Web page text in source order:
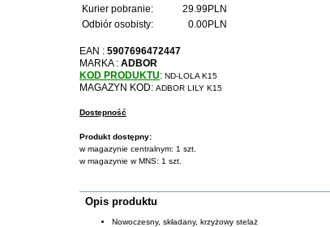
Kurier pobranie:
29.99PLN
Odbiór osobisty:
0.00PLN
EAN : 5907696472447
MARKA : ADBOR
KOD PRODUKTU: ND-LOLA K15
MAGAZYN KOD: ADBOR LILY K15
Dostępność
Produkt dostępny:
w magazynie centralnym: 1 szt.
w magazynie w MNS: 1 szt.
Opis produktu
Nowoczesny, składany, krzyżowy stelaż